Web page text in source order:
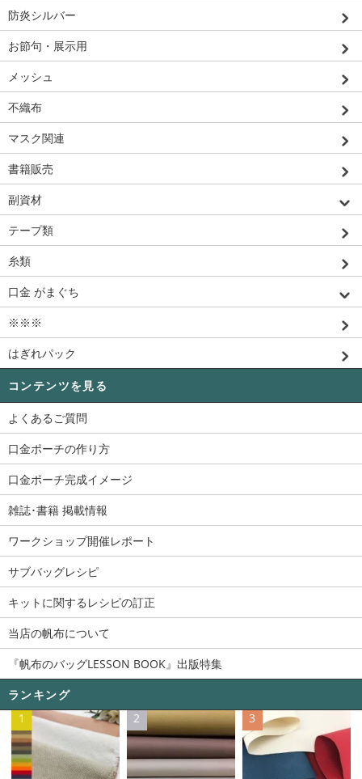
防炎シルバー
お節句・展示用
メッシュ
不織布
マスク関連
書籍販売
副資材
テープ類
糸類
口金 がまぐち
※※※
はぎれパック
コンテンツを見る
よくあるご質問
口金ポーチの作り方
口金ポーチ完成イメージ
雑誌･書籍 掲載情報
ワークショップ開催レポート
サブバッグレシピ
キットに関するレシピの訂正
当店の帆布について
『帆布のバッグLESSON BOOK』出版特集
ランキング
1
2 3